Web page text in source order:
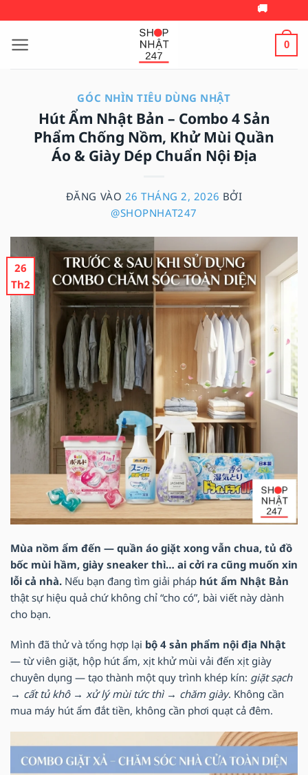
qua
nội
🚚 MIỄN PHÍ VẬN CHUYỂN
0
GÓC NHÌN TIÊU DÙNG NHẬT
Hút Ẩm Nhật Bản – Combo 4 Sản
Phẩm Chống Nồm, Khử Mùi Quần
Áo & Giày Dép Chuẩn Nội Địa
ĐĂNG VÀO 26 THÁNG 2, 2026 BỞI
@SHOPNHAT247
26
Th2
Mùa nồm ẩm đến — quần áo giặt xong vẫn chua, tủ đồ
bốc mùi hầm, giày sneaker thì… ai cởi ra cũng muốn xin
lỗi cả nhà. Nếu bạn đang tìm giải pháp hút ẩm Nhật Bản
thật sự hiệu quả chứ không chỉ “cho có”, bài viết này dành
cho bạn.
Mình đã thử và tổng hợp lại bộ 4 sản phẩm nội địa Nhật
— từ viên giặt, hộp hút ẩm, xịt khử mùi vải đến xịt giày
chuyên dụng — tạo thành một quy trình khép kín: giặt sạch
→ cất tủ khô → xử lý mùi tức thì → chăm giày. Không cần
mua máy hút ẩm đắt tiền, không cần phơi quạt cả đêm.